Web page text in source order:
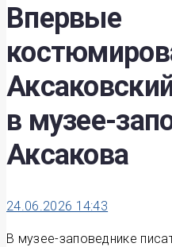
Впервые
в музее-
Аксакова
24.06.2026 14:43
В музее-заповеднике